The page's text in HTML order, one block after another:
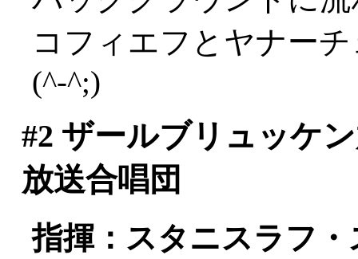
コフィエフとヤナー
(^-^;)
#2 ザールブリュッケ
放送合唱団
指揮：スタニスラフ